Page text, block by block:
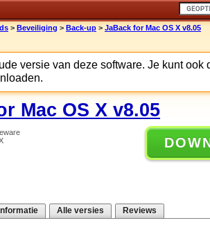
> Beveiliging > Back-up > JaBack for Mac OS X v8.05
versie van deze software. Je kunt ook
Mac OS X v8.05
Informatie Alle versies Reviews